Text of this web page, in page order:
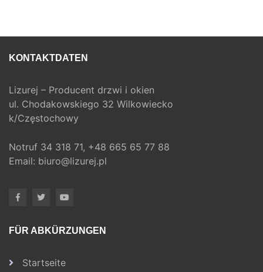
KONTAKTDATEN
Lizurej – Producent drzwi i okien
ul. Chodakowskiego 32 Wilkowiecko
k/Częstochowy
Notruf 34 318 71, +48 665 65 77 88
Email: biuro@lizurej.pl
FÜR ABKÜRZUNGEN
Startseite